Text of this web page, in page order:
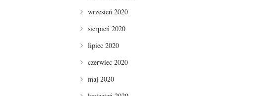
wrzesień 2020
sierpień 2020
lipiec 2020
czerwiec 2020
maj 2020